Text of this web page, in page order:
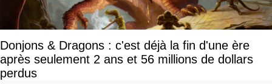
Donjons & Dragons : c'est déjà la fin d'une ère
après seulement 2 ans et 56 millions de dollars
perdus